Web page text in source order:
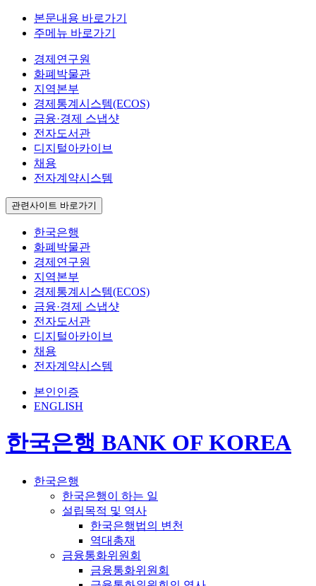
본문내용 바로가기
주메뉴 바로가기
경제연구원
화폐박물관
지역본부
경제통계시스템(ECOS)
금융·경제 스냅샷
전자도서관
디지털아카이브
채용
전자계약시스템
관련사이트 바로가기
한국은행
화폐박물관
경제연구원
지역본부
경제통계시스템(ECOS)
금융·경제 스냅샷
전자도서관
디지털아카이브
채용
전자계약시스템
본인인증
ENGLISH
한국은행 BANK OF KOREA
한국은행
한국은행이 하는 일
설립목적 및 역사
한국은행법의 변천
역대총재
금융통화위원회
금융통화위원회